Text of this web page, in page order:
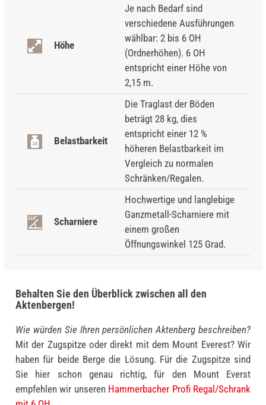
Höhe
Je nach Bedarf sind
verschiedene Ausführungen
wählbar: 2 bis 6 OH
(Ordnerhöhen). 6 OH
entspricht einer Höhe von
2,15 m.
Belastbarkeit
Die Traglast der Böden
beträgt 28 kg, dies
entspricht einer 12 %
höheren Belastbarkeit im
Vergleich zu normalen
Schränken/Regalen.
Scharniere
Hochwertige und langlebige
Ganzmetall-Scharniere mit
einem großen
Öffnungswinkel 125 Grad.
Behalten Sie den Überblick zwischen all den
Aktenbergen!
Wie würden Sie Ihren persönlichen Aktenberg beschreiben?
Mit der Zugspitze oder direkt mit dem Mount Everest? Wir
haben für beide Berge die Lösung. Für die Zugspitze sind
Sie hier schon genau richtig, für den Mount Everst
empfehlen wir unseren Hammerbacher Profi Regal/Schrank